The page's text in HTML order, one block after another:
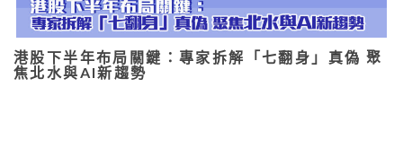
港股下半年布局關鍵：專家拆解「七翻身」真偽 聚
焦北水與AI新趨勢